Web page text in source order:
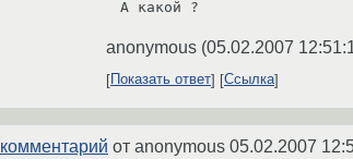
anonymous (05.02.2007
Показать ответ Ссылка
комментарий от anonymous 05.02.2007